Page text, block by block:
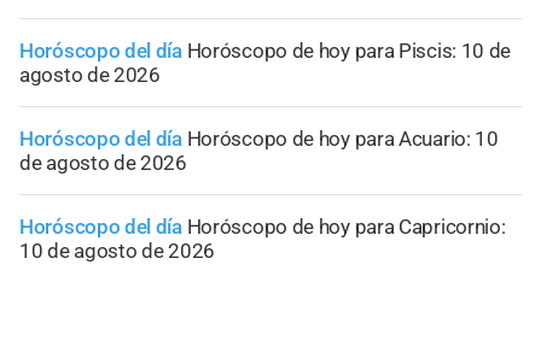
Horóscopo del día Horóscopo de hoy para Piscis: 10 de
agosto de 2026
Horóscopo del día Horóscopo de hoy para Acuario: 10
de agosto de 2026
Horóscopo del día Horóscopo de hoy para Capricornio:
10 de agosto de 2026